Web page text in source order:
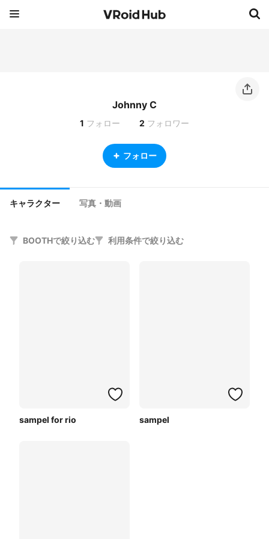
Johnny C
1 フォロー 2 フォロワー
フォロー
キャラクター 写真・動画
BOOTHで絞り込む 利用条件で絞り込む
sampel for rio sampel